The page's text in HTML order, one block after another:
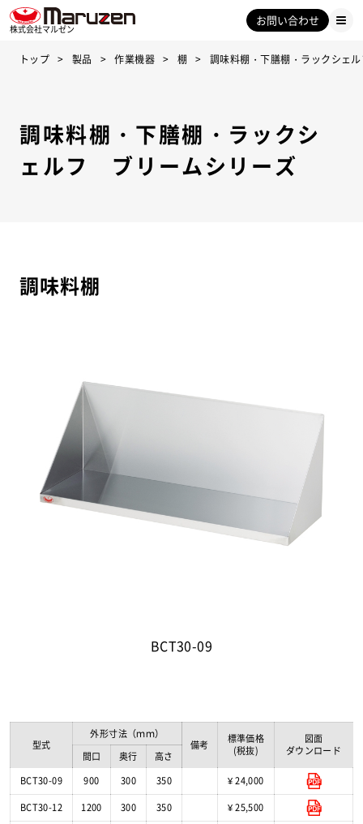
株式会社マルゼン
お問い合わせ
トップ 製品 作業機器 棚 調味料棚・下膳棚・ラックシェ
調味料棚・下膳棚・ラックシ
ェルフ ブリームシリーズ
調味料棚
BCT30-09
型式
外形寸法（ｍｍ）
備考
標準価格
(税抜)
図面
ダウンロード
間口 奥行
高さ
BCT30-09
900 300 350
¥ 24,000
BCT30-12
1200 300 350
¥ 25,500